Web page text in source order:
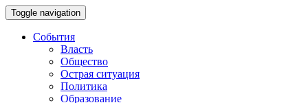
Toggle navigation
События
Власть
Общество
Острая ситуация
Политика
Образование